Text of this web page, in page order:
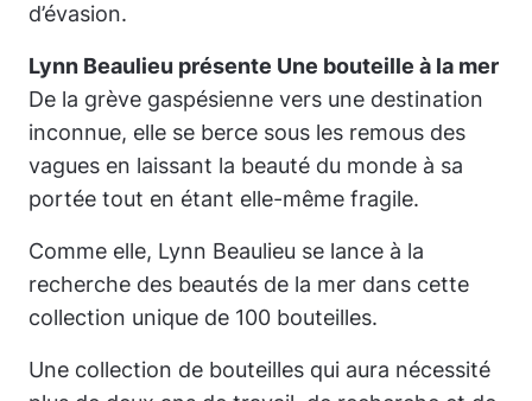
d’évasion.
Lynn Beaulieu présente Une bouteille à la mer
De la grève gaspésienne vers une destination
inconnue, elle se berce sous les remous des
vagues en laissant la beauté du monde à sa
portée tout en étant elle-même fragile.
Comme elle, Lynn Beaulieu se lance à la
recherche des beautés de la mer dans cette
collection unique de 100 bouteilles.
Une collection de bouteilles qui aura nécessité